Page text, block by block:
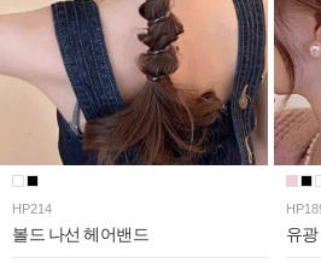
HP214
볼드 나선 헤어밴드 유